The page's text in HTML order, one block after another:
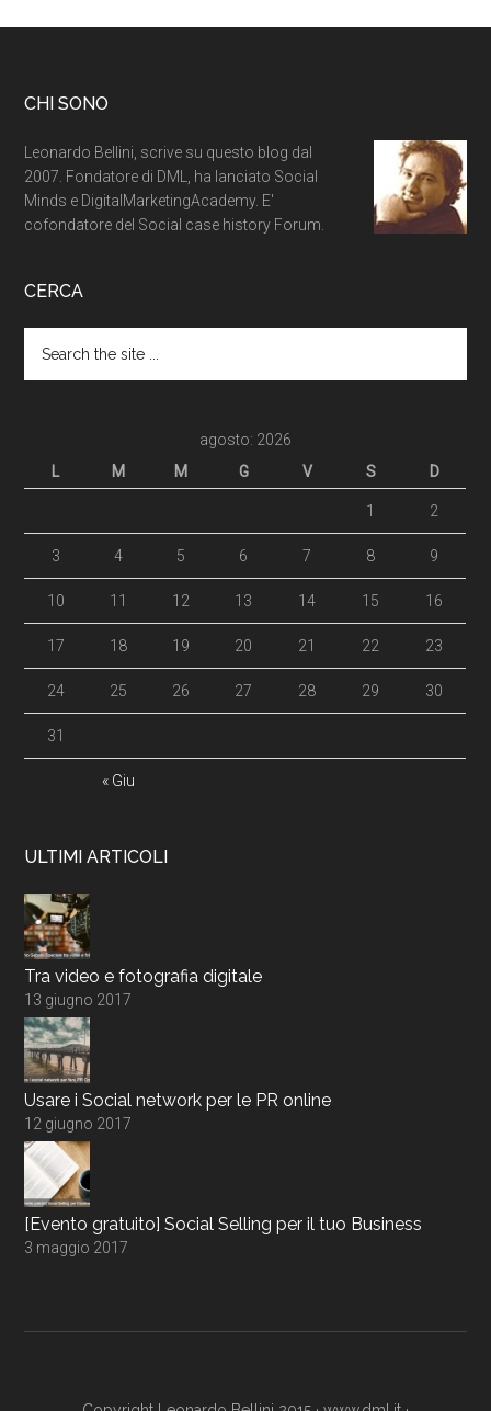
CHI SONO
Leonardo Bellini, scrive su questo blog dal
2007. Fondatore di DML, ha lanciato Social
Minds e DigitalMarketingAcademy. E'
cofondatore del Social case history Forum.
CERCA
agosto: 2026
L
M M G V S D
« Giu
1 2
3 4 5 6 7 8 9
10 11 12 13 14 15 16
17 18 19 20 21 22 23
24 25 26 27 28 29 30
31
ULTIMI ARTICOLI
Tra video e fotografia digitale
13 giugno 2017
Usare i Social network per le PR online
12 giugno 2017
[Evento gratuito] Social Selling per il tuo Business
3 maggio 2017